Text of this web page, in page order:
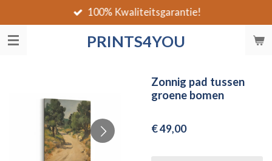
direct
naar
PRINTS4YOU
100% Kwaliteitsgarantie!
Zonnig pad tussen
groene bomen
€ 49,00